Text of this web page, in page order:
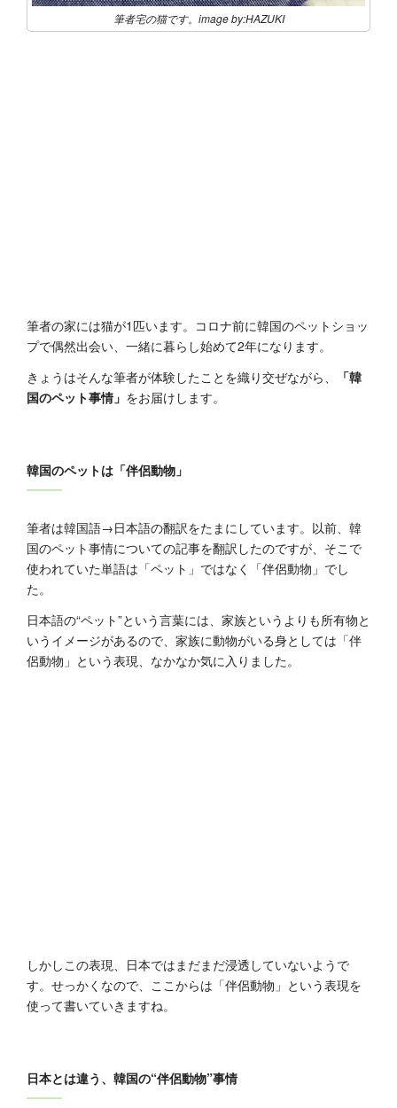
筆者宅の猫です。image by:HAZUKI
筆者の家には猫が1匹います。コロナ前に韓国のペットショッ
プで偶然出会い、一緒に暮らし始めて2年になります。
きょうはそんな筆者が体験したことを織り交ぜながら、
「韓
国のペット事情」 をお届けします。
韓国のペットは「伴侶動物」
筆者は韓国語→日本語の翻訳をたまにしています。以前、韓
国のペット事情についての記事を翻訳したのですが、そこで
使われていた単語は「ペット」ではなく「伴侶動物」でし
た。
日本語の“ペット”という言葉には、家族というよりも所有物と
いうイメージがあるので、家族に動物がいる身としては「伴
侶動物」という表現、なかなか気に入りました。
しかしこの表現、日本ではまだまだ浸透していないようで
す。せっかくなので、ここからは「伴侶動物」という表現を
使って書いていきますね。
日本とは違う、韓国の“伴侶動物”事情